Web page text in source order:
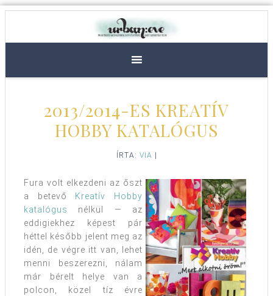
2013/2014-ES KREATÍV
HOBBY KATALÓGUS
ÍRTA: VIA
Fura volt elkezdeni az őszt
a betevő
Kreatív Hobby
katalógus
nélkül — az
eddigiekhez képest pár
héttel később jelent meg az
idén, de végre itt van, lehet
menni beszerezni, nálam
már bérelt helye van a
polcon, közel tíz évre